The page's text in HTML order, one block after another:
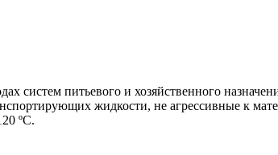
систем питьевого и хозяйственного
жидкости, не агрессивные к
ºС.